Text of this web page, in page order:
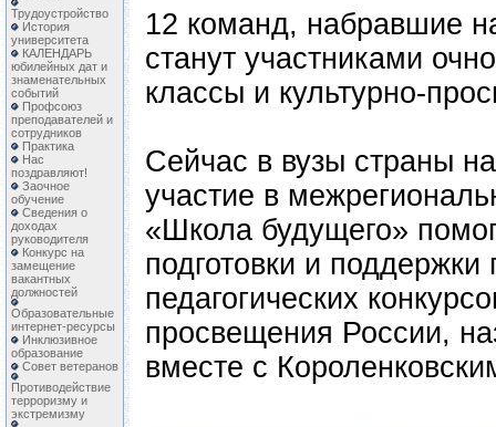
Трудоустройство
История
университета
КАЛЕНДАРЬ
юбилейных дат и
знаменательных
событий
Профсоюз
преподавателей и
сотрудников
Практика
Нас
поздравляют!
Заочное
обучение
Сведения о
доходах
руководителя
Конкурс на
замещение
вакантных
должностей
Образовательные
интернет-ресурсы
Инклюзивное
образование
Совет ветеранов
Противодействие
терроризму и
экстремизму
12 команд, набравшие
станут участниками
классы и культурно-
Сейчас в вузы страны
участие в
«Школа будущего»
подготовки и
педагогических
просвещения России,
вместе с